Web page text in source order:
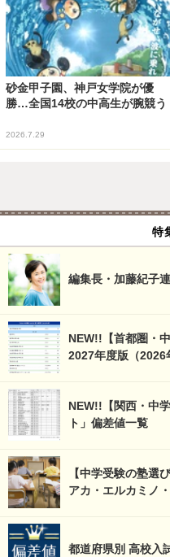
砂金甲子園、神戸女学院が優
勝…全国14校の中高生が腕競う
2026.7.29
特
編集長・加藤紀子
NEW!!【首都圏・
2027年度版（2026
NEW!!【関西・中
ト」偏差値一覧
【中学受験の塾選
アカ・エルカミノ
都道府県別 高校入